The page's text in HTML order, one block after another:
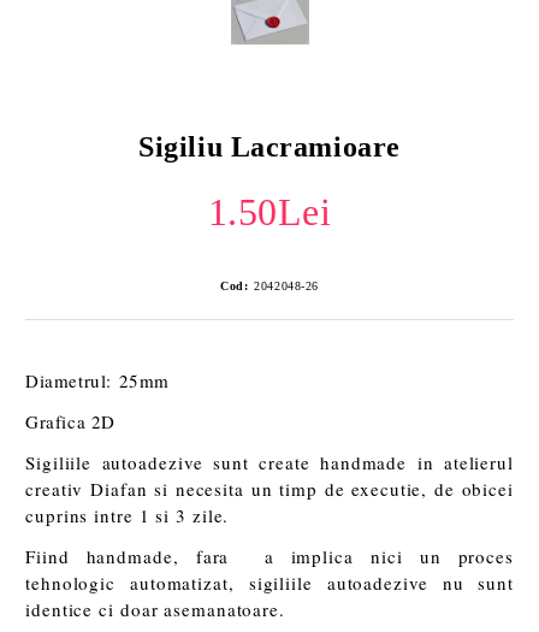
Sigiliu Lacramioare
1.50Lei
Cod: 2042048-26
Diametrul: 25mm
Grafica 2D
Sigiliile autoadezive sunt create handmade in atelierul
creativ Diafan si necesita un timp de executie, de obicei
cuprins intre 1 si 3 zile.
Fiind handmade, fara a implica nici un proces
tehnologic automatizat, sigiliile autoadezive nu sunt
identice ci doar asemanatoare.